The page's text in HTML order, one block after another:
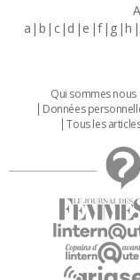
a b c d e f g h
Qui sommes nous
Données
Tous les